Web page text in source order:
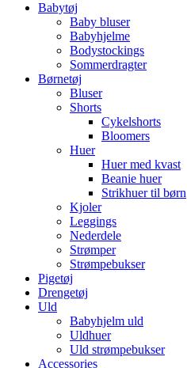
Babytøj
Baby bluser
Babyhjelme
Bodystockings
Sommerdragter
Børnetøj
Bluser
Shorts
Cykelshorts
Bloomers
Huer
Huer med kvast
Beanie huer
Strikhuer til børn
Kjoler
Leggings
Nederdele
Strømper
Strømpebukser
Pigetøj
Drengetøj
Uld
Babyhjelm uld
Uldhuer
Uld strømpebukser
Accessories